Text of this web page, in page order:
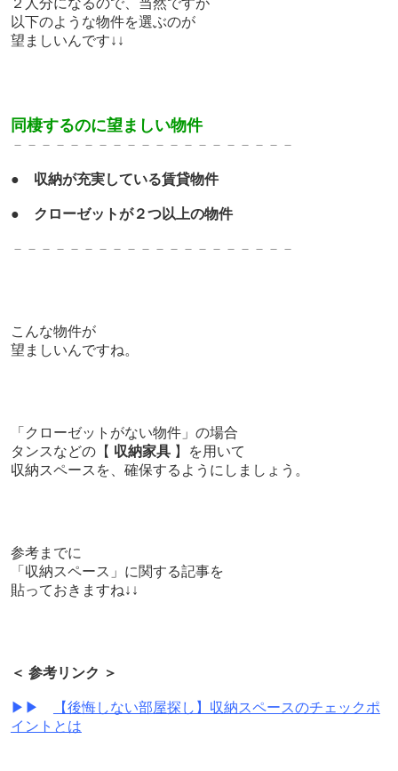
以下のような物件を選ぶのが
望ましいんです↓↓
同棲するのに望ましい物件
－－－－－－－－－－－－－ －－－－－－－
● 収納が充実している賃貸物件
● クローゼットが２つ以上の物件
－－－－－－－－－－－－－ －－－－－－－
こんな物件が
望ましいんですね。
「クローゼットがない物件」の場合
タンスなどの【 収納家具】を用いて
収納スペースを、確保するようにしましょう。
参考までに
「収納スペース」に関する記事を
貼っておきますね↓↓
＜ 参考リンク ＞
▶▶
【後悔しない部屋探し】収納スペースのチェックポ
イントとは